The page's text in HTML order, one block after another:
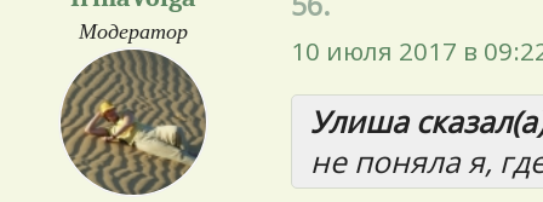
Модератор
10 июля 2017 в
Улиша
не поняла я,